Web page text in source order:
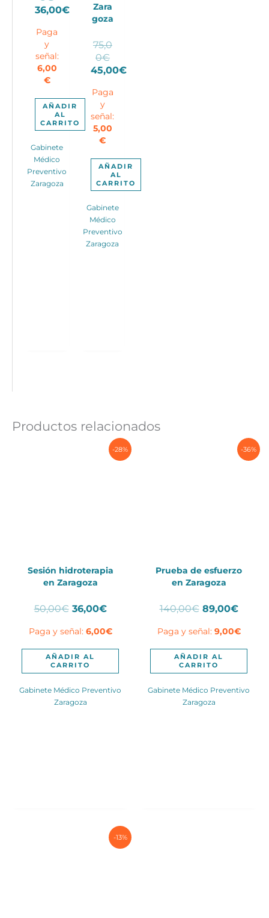
precio
era:
36,00€
precio
actual
es:
36,00€.
Paga
y
señal:
6,00
€
AÑADIR
AL
CARRITO
Gabinete
Médico
Preventivo
Zaragoza
Zara
goza
75,0
0€El
precio
era:
45,00€
precio
actual
es:
45,00€.
Paga
y
señal:
5,00
€
AÑADIR
AL
CARRITO
Gabinete
Médico
Preventivo
Zaragoza
Productos relacionados
-28%
Sesión hidroterapia
en Zaragoza
50,00€ El
original
era:
50,00€.
36,00€El
actual
es:
Paga y señal: 6,00€
AÑADIR AL
CARRITO
Gabinete Médico Preventivo
Zaragoza
-36%
Prueba de esfuerzo
en Zaragoza
140,00€ El
original
era:
140,00€.
89,00€El
actual
es:
Paga y señal: 9,00€
AÑADIR AL
CARRITO
Gabinete Médico Preventivo
Zaragoza
-13%